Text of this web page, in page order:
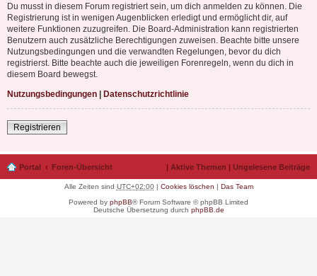
Du musst in diesem Forum registriert sein, um dich anmelden zu können. Die
Registrierung ist in wenigen Augenblicken erledigt und ermöglicht dir, auf
weitere Funktionen zuzugreifen. Die Board-Administration kann registrierten
Benutzern auch zusätzliche Berechtigungen zuweisen. Beachte bitte unsere
Nutzungsbedingungen und die verwandten Regelungen, bevor du dich
registrierst. Bitte beachte auch die jeweiligen Forenregeln, wenn du dich in
diesem Board bewegst.
Nutzungsbedingungen | Datenschutzrichtlinie
Registrieren
Portal Foren-Übersicht | Aktive Themen | Ungelesene Beiträge
Alle Zeiten sind UTC+02:00| Cookies löschen | Das Team
Powered by phpBB® Forum Software © phpBB Limited
Deutsche Übersetzung durch phpBB.de